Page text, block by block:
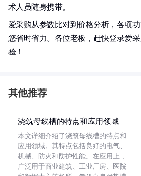
术人员随身携带。
爱采购从参数比对到价格分析，各项
您省时省力。各位老板，赶快登录爱
验！
其他推荐
浇筑母线槽的特点和应用领域
本文详细介绍了浇筑母线槽的特点和
应用领域。其特点包括良好的电气、
机械、防火和防护性能。在应用上，
广泛用于商业建筑、工业厂房、医院